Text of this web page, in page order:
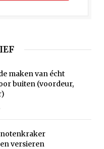
maken van écht
buiten (voordeur,
versieren